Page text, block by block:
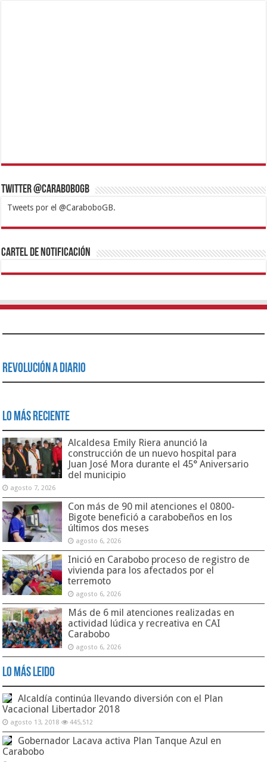
Twitter @CaraboboGB
Tweets por el @CaraboboGB.
1xbetBetturkeyBetistKralbetSupertotobetTipobetMatadorbetMariobet
https://mvbcasino.com/
Cartel de Notificación
Revolución a Diario
Lo Más Reciente
Alcaldesa Emily Riera anunció la
construcción de un nuevo hospital para
Juan José Mora durante el 45° Aniversario
del municipio
agosto 7, 2026
Con más de 90 mil atenciones el 0800-
Bigote benefició a carabobeños en los
últimos dos meses
agosto 6, 2026
Inició en Carabobo proceso de registro de
vivienda para los afectados por el
terremoto
agosto 6, 2026
Más de 6 mil atenciones realizadas en
actividad lúdica y recreativa en CAI
Carabobo
agosto 6, 2026
Lo Más Leido
Alcaldía continúa llevando diversión con el Plan
Vacacional Libertador 2018
agosto 13, 2018 445,512
Gobernador Lacava activa Plan Tanque Azul en
Carabobo